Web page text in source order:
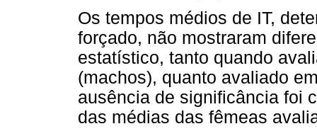
Os tempos médios de IT,
forçado, não mostraram
estatístico, tanto quando
(machos), quanto avaliado
ausência de significância foi
das médias das fêmeas